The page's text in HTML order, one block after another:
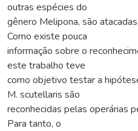
outras espécies do
gênero Melipona, são
Como existe pouca
informação sobre o
este trabalho teve
como objetivo testar a
M. scutellaris são
reconhecidas pelas operárias
Para tanto, o